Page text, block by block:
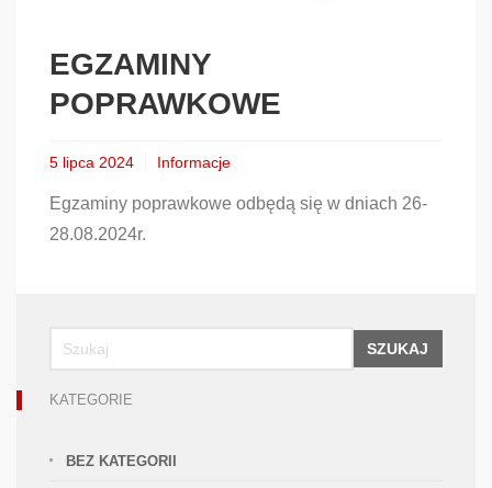
EGZAMINY
POPRAWKOWE
5 lipca 2024 Informacje
Egzaminy poprawkowe odbędą się w dniach 26-
28.08.2024r.
SZUKAJ
KATEGORIE
BEZ KATEGORII